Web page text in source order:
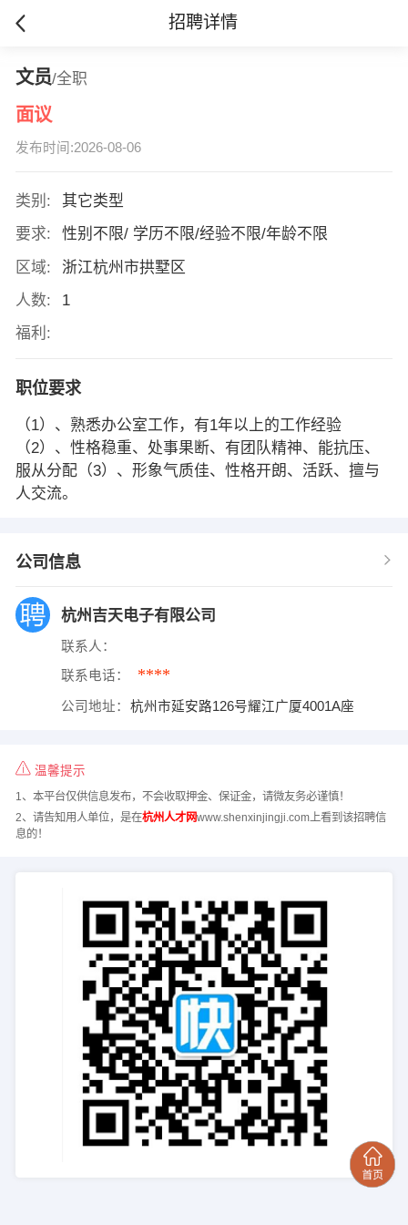
招聘详情
文员/全职
面议
发布时间:2026-08-06
类别:
其它类型
要求:
性别不限/ 学历不限/经验不限/年龄不限
区域:
浙江杭州市拱墅区
人数:
1
福利:
职位要求
（1）、熟悉办公室工作，有1年以上的工作经验
（2）、性格稳重、处事果断、有团队精神、能抗压、
服从分配（3）、形象气质佳、性格开朗、活跃、擅与
人交流。
公司信息
杭州吉天电子有限公司
联系人：
联系电话： ****
公司地址： 杭州市延安路126号耀江广厦4001A座
温馨提示
1、本平台仅供信息发布，不会收取押金、保证金，请微友务必谨慎！
2、请告知用人单位，是在杭州人才网www.shenxinjingji.com上看到该招聘信
息的！